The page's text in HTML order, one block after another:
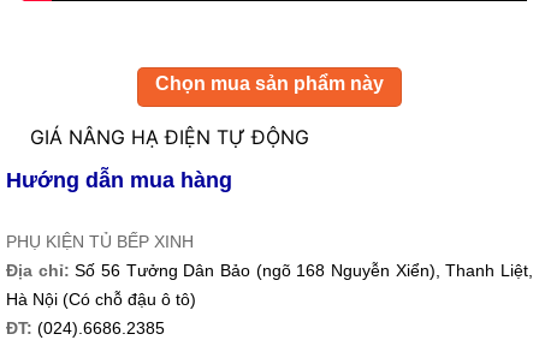
Chọn mua sản phẩm này
GIÁ NÂNG HẠ ĐIỆN TỰ ĐỘNG
Hướng dẫn mua hàng
PHỤ KIỆN TỦ BẾP XINH
Địa chỉ: Số 56 Tưởng Dân Bảo (ngõ 168 Nguyễn Xiển), Thanh Liệt,
Hà Nội (Có chỗ đậu ô tô)
ĐT: (024).6686.2385